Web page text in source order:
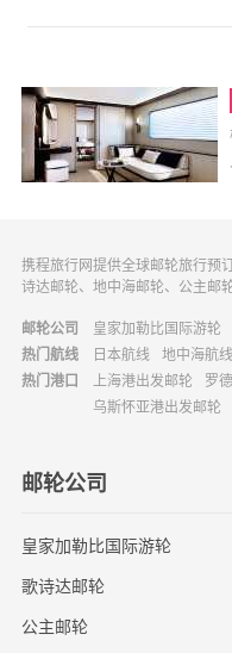
携程旅行网提供全球邮轮旅行预
诗达邮轮、地中海邮轮、公主邮
邮轮公司 皇家加勒比国际游轮
热门航线
日本航线 地中海航线
热门港口
上海港出发邮轮 罗
乌斯怀亚港出发邮轮
邮轮公司
皇家加勒比国际游轮
歌诗达邮轮
公主邮轮